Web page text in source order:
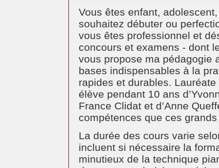
Vous êtes enfant,
souhaitez débuter ou
vous êtes professionnel et
concours et examens - dont
vous propose ma pédagogie
bases indispensables à la
rapides et durables.
élève pendant 10 ans
France Clidat et d’Anne
compétences que ces
La durée des cours varie
incluent si nécessaire la
minutieux de la technique